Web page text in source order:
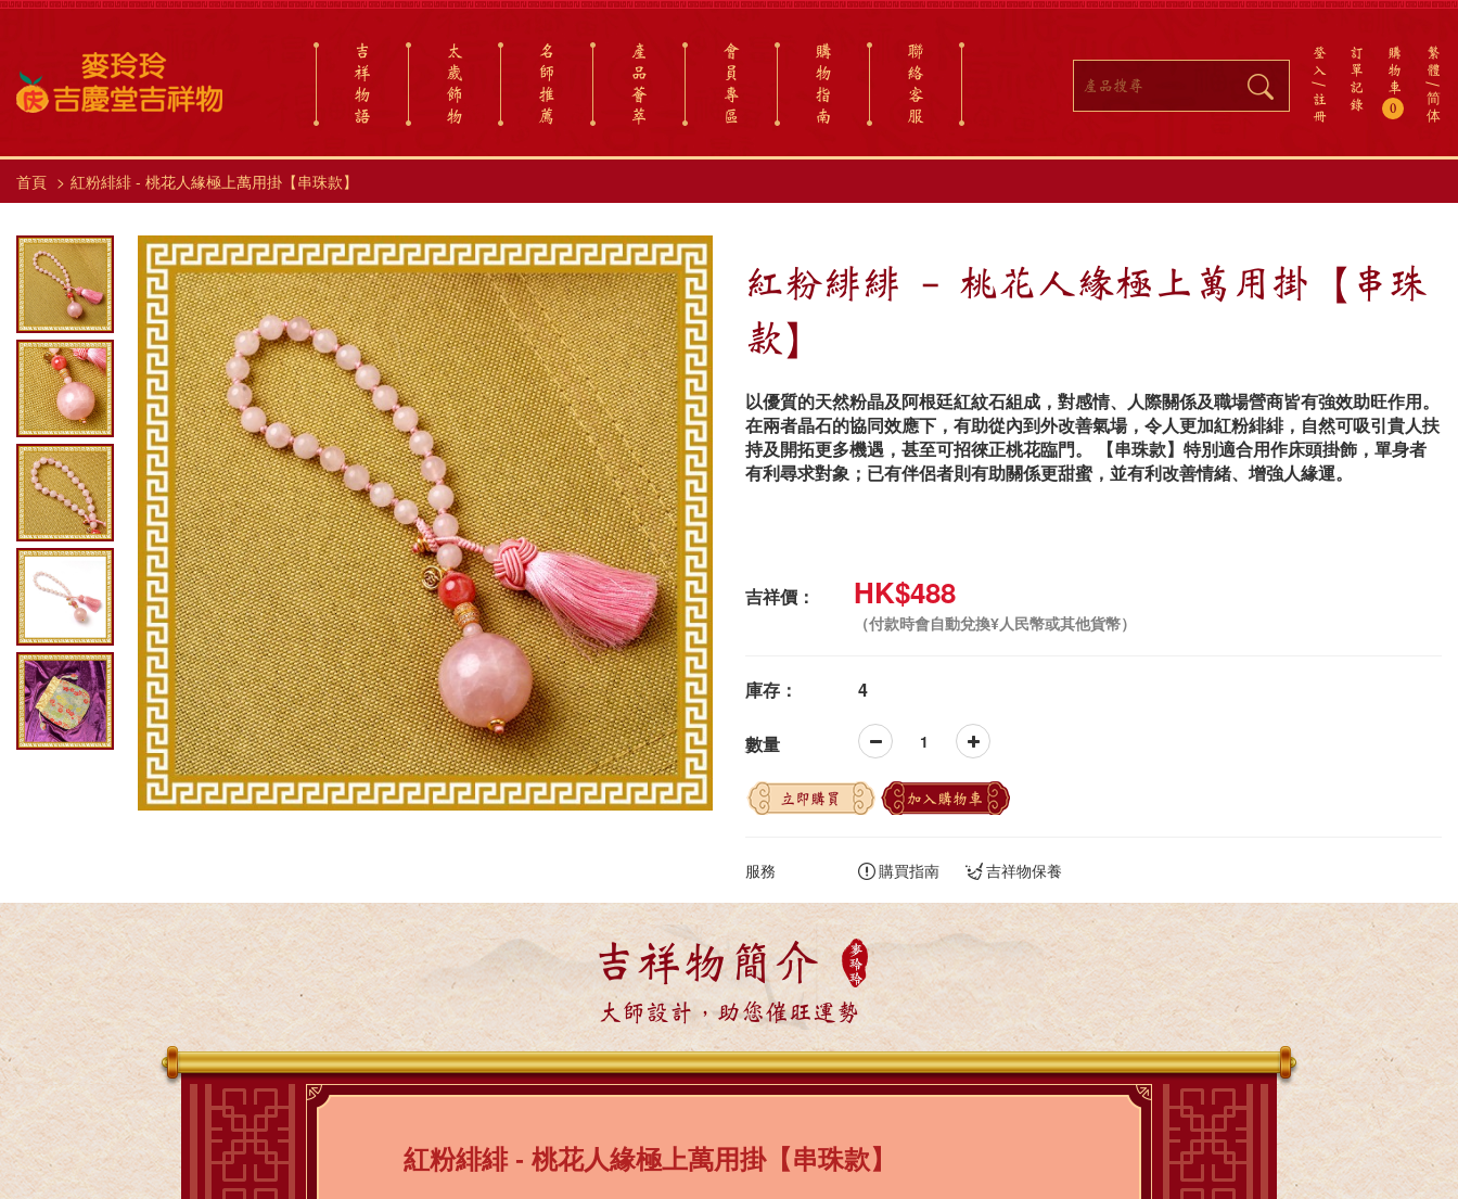
繁
體
简
体
購
物
車
0
訂
單
記
錄
登
入
註
冊
吉
祥
物
語
太
歲
飾
物
名
師
推
薦
產
品
薈
萃
會
員
專
區
購
物
指
南
聯
絡
客
服
首頁 紅粉緋緋 - 桃花人緣極上萬用掛【串珠款】
紅粉緋緋 - 桃花人緣極上萬用掛【串珠
款】
以優質的天然粉晶及阿根廷紅紋石組成，對感情、人際關係及職場營商皆有強效助旺作用。
在兩者晶石的協同效應下，有助從內到外改善氣場，令人更加紅粉緋緋，自然可吸引貴人扶
持及開拓更多機遇，甚至可招徠正桃花臨門。 【串珠款】特別適合用作床頭掛飾，單身者
有利尋求對象；已有伴侶者則有助關係更甜蜜，並有利改善情緒、增強人緣運。
吉祥價： HK$488
（付款時會自動兌換¥人民幣或其他貨幣）
庫存： 4
數量
立即購買 加入購物車
服務 購買指南 吉祥物保養
吉祥物簡介
大師設計，助您催旺運勢
紅粉緋緋 - 桃花人緣極上萬用掛【串珠款】